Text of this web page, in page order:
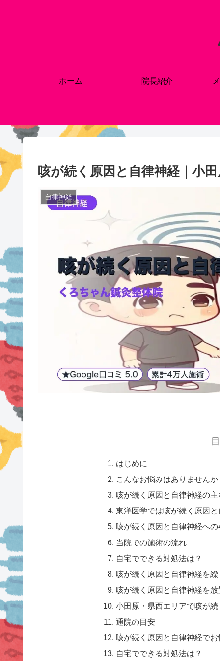
ホーム 院長紹介
咳が続く原因と自律神経｜小
自律神経
はじめに
こんなお悩みはありませんか
咳が続く原因と自律神経の
東洋医学では咳が続く原因
咳が続く原因と自律神経へ
当院での施術の流れ
自宅でできる対処法は？
咳が続く原因と自律神経を
咳が続く原因と自律神経を
小田原・県西エリアで咳が
通院の目安
咳が続く原因と自律神経で
自宅でできる対処法は？